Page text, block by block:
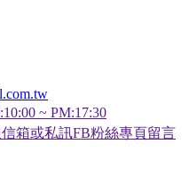
~ PM:17:30
箱或私訊FB粉絲專頁留言